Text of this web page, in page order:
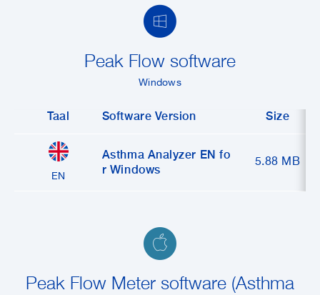
Peak Flow software
Windows
Taal Software Version Size
EN
Asthma Analyzer EN fo
r Windows
5.88 MB
Peak Flow Meter software (Asthma